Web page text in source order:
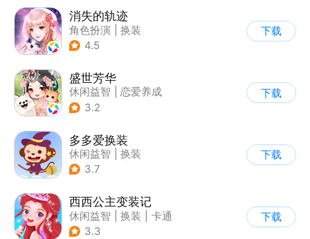
消失的轨迹
角色扮演
换装
| 演艺圈
4.5
下载
盛世芳华
休闲益智
恋爱养成
| 架空历史
3.2
下载
多多爱换装
休闲益智
换装
| 儿童游戏
3.7
下载
西西公主变装记
休闲益智 换装
卡通
3.3
下载